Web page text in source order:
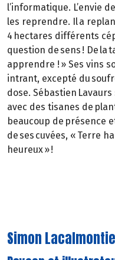
l’informatique. L’envie
les reprendre. Il a
4 hectares différents
question de sens ! De la
apprendre ! » Ses vins
intrant, excepté du
dose. Sébastien
avec des tisanes de
beaucoup de présence
de ses cuvées, « Terre
heureux » !
Simon Lacalmontie